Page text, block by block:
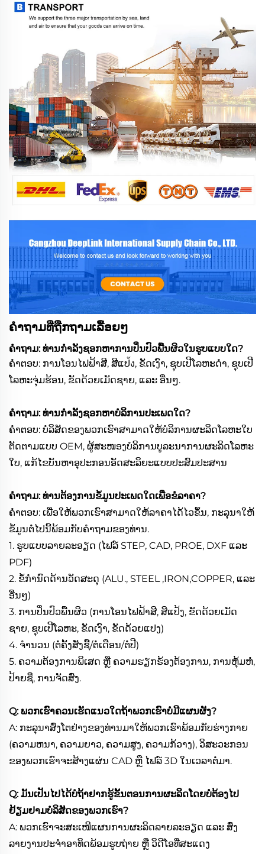
ຄຳຖາມທີ່ຖືກຖາມເລື້ອຍໆ
ຄຳຖາມ: ທ່ານກຳລັງຊອກຫາການປິ່ນປົວພື້ນຜິວໃນຮູບແບບໃດ?
ຄຳຕອບ: ການໂອນໄຟຟ້າສີ, ສີແປ้ง, ຂັດເງົາ, ຊຸບເປີໂລຫະດຳ, ຊຸບເປີ
ໂລຫະຈຸ່ມຮ້ອນ, ຂັດດ້ວຍເມັດຊາຍ, ແລະ ອື່ນໆ.
ຄຳຖາມ: ທ່ານກຳລັງຊອກຫາບໍລິການປະເພດໃດ?
ຄຳຕອບ: ບໍລິສັດຂອງພວກເຮົາສາມາດໃຫ້ບໍລິການຜະລິດໂລຫະໃບ
ຕັດຕາມແບບ OEM, ຜູ້ສະໜອງບໍລິການບູລະນາການຜະລິດໂລຫະ
ໃບ, ແກ້ໄຂບັນຫາອຸປະກອນອັດສະລິຍະແບບປະສົມປະສານ
ຄຳຖາມ: ທ່ານຕ້ອງການຂໍ້ມູນປະເພດໃດເພື່ອຂໍລາຄາ?
ຄຳຕອບ: ເພື່ອໃຫ້ພວກເຮົາສາມາດໃຫ້ລາຄາໄດ້ໄວຂຶ້ນ, ກະລຸນາໃຫ້
ຂໍ້ມູນຕໍ່ໄປນີ້ພ້ອມກັບຄຳຖາມຂອງທ່ານ.
1. ຮູບແບບລາຍລະອຽດ (ໄຟລ໌ STEP, CAD, PROE, DXF ແລະ
PDF)
2. ຂໍ້ກຳນົດດ້ານວັດສະດຸ (ALU., STEEL ,IRON,COPPER, ແລະ
ອື່ນໆ)
3. ການປິ່ນປົວພື້ນຜິວ (ການໂອນໄຟຟ້າສີ, ສີແປ້ງ, ຂັດດ້ວຍເມັດ
ຊາຍ, ຊຸບເປີໂລຫະ, ຂັດເງົາ, ຂັດດ້ວຍແປງ)
4. ຈຳນວນ (ຕໍ່ຄັ້ງສັ່ງຊື້/ຕໍ່ເດືອນ/ຕໍ່ປີ)
5. ຄວາມຕ້ອງການພິເສດ ຫຼື ຄວາມຮຽກຮ້ອງຕ້ອງການ, ການຫຸ້ມຫໍ່,
ປ້າຍຊື່, ການຈັດສົ່ງ.
Q: ພວກເຮົາຄວນເຮັດແນວໃດຖ້າພວກເຮົາບໍ່ມີແຜນຜັງ?
A: ກະລຸນາສົ່ງໂຕຢ່າງຂອງທ່ານມາໃຫ້ພວກເຮົາພ້ອມກັບຮ່າງກາຍ
(ຄວາມຫນາ, ຄວາມຍາວ, ຄວາມສູງ, ຄວາມກ້ວາງ), ວິສະວະກອນ
ຂອງພວກເຮົາຈະສ້າງແຜ່ນ CAD ຫຼື ໄຟລ໌ 3D ໃນເວລາຕໍ່ມາ.
Q: ມັນເປັນໄປໄດ້ບໍຖ້າຢາກຮູ້ຂັ້ນຕອນການຜະລິດໂດຍບໍ່ຕ້ອງໄປ
ຢ້ຽມຢາມບໍລິສັດຂອງພວກເຮົາ?
A: ພວກເຮົາຈະສະເໜີແຜນການຜະລິດລາຍລະອຽດ ແລະ ສົ່ງ
ລາຍງານປະຈຳອາທິດພ້ອມຮູບຖ່າຍ ຫຼື ວິດີໂອທີ່ສະແດງ